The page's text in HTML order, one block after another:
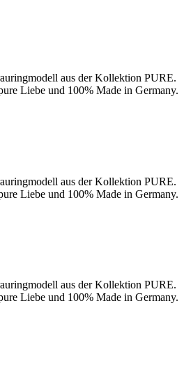
aus der Kollektion PURE.
Liebe und 100% Made in Germany.
aus der Kollektion PURE.
Liebe und 100% Made in Germany.
aus der Kollektion PURE.
Liebe und 100% Made in Germany.